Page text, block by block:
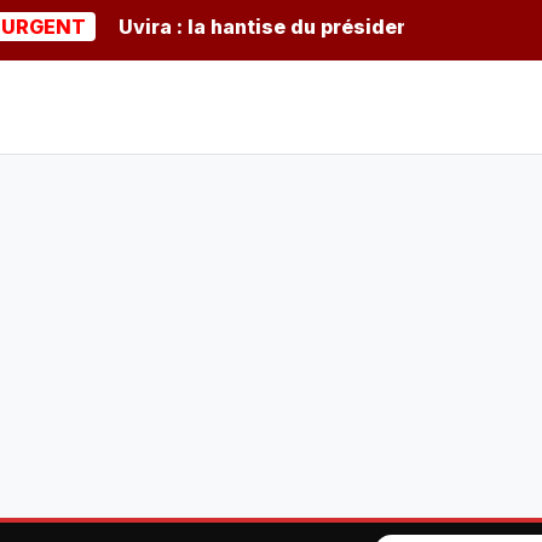
Uvira : la hantise du président burundais